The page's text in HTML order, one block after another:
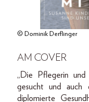
© Dominik Derflinger
AM COVER
„Die Pflegerin
gesucht und auch
diplomierte